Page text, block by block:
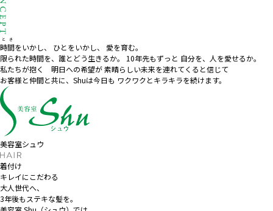
時間
とき
をいかし、 ひとをいかし、
愛を育む。
限られた時間を、誰とどう生きるか。
10年先もずっと 自分を、人を愛せるか。
私たちが抱く 明日への希望が素晴らしい未来を連れてくると信じて
お客様と仲間と共に、 Shuは今日も ワクワクとキラキラを続けます。
美容室シュウ
着付け
キレイにこだわる
大人世代へ、
3年後もステキな髪を。